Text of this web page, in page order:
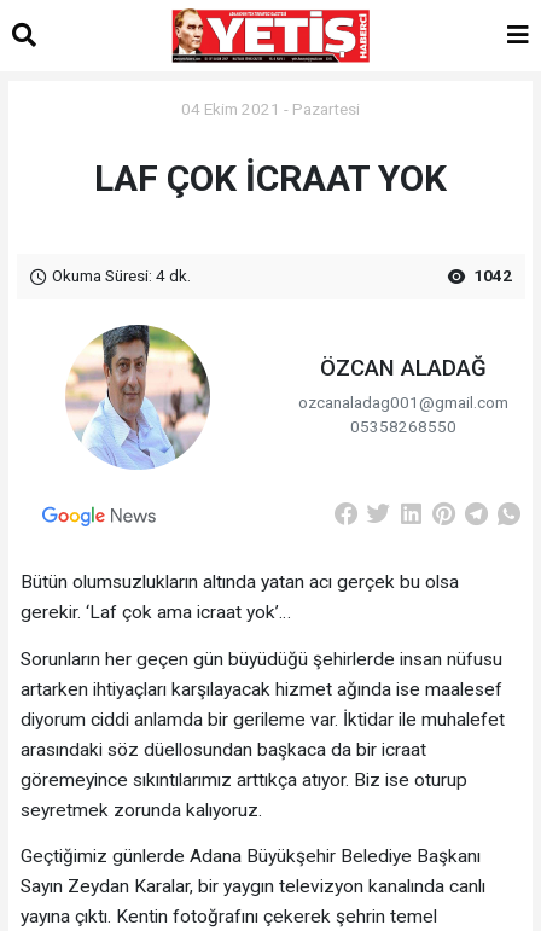
04 Ekim 2021 - Pazartesi
LAF ÇOK İCRAAT YOK
Okuma Süresi: 4 dk. 1042
ÖZCAN ALADAĞ
ozcanaladag001@gmail.com
05358268550
Bütün olumsuzlukların altında yatan acı gerçek bu olsa
gerekir. ‘Laf çok ama icraat yok’…
Sorunların her geçen gün büyüdüğü şehirlerde insan nüfusu
artarken ihtiyaçları karşılayacak hizmet ağında ise maalesef
diyorum ciddi anlamda bir gerileme var. İktidar ile muhalefet
arasındaki söz düellosundan başkaca da bir icraat
göremeyince sıkıntılarımız arttıkça atıyor. Biz ise oturup
seyretmek zorunda kalıyoruz.
Geçtiğimiz günlerde Adana Büyükşehir Belediye Başkanı
Sayın Zeydan Karalar, bir yaygın televizyon kanalında canlı
yayına çıktı. Kentin fotoğrafını çekerek şehrin temel